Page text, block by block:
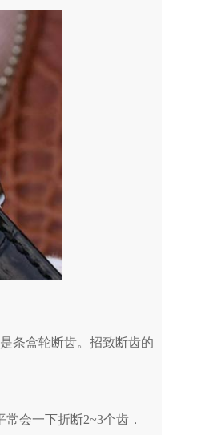
条盒轮断齿。招致断齿的
会一下折断2~3个齿．